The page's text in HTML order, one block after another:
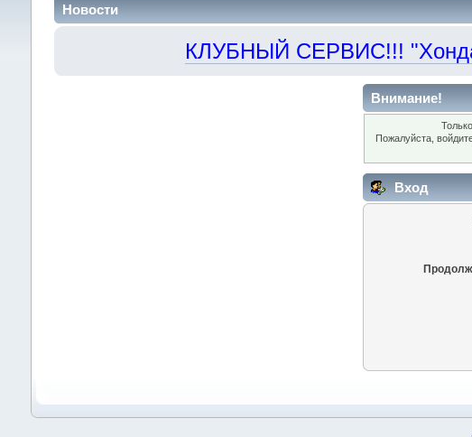
Новости
КЛУБНЫЙ СЕРВИС!!! "Хонда
Внимание!
Пожалуйста,
Вход